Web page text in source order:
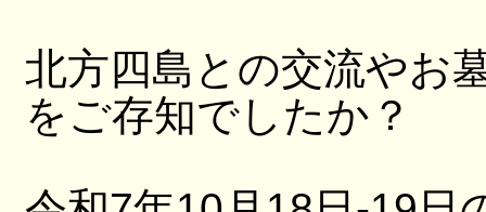
北方四島との交流やお
をご存知でしたか？